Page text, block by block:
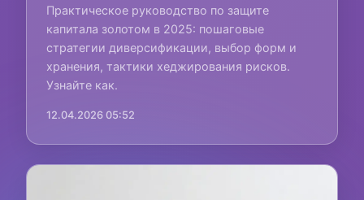
Практическое руководство по защите
капитала золотом в 2025: пошаговые
стратегии диверсификации, выбор форм и
хранения, тактики хеджирования рисков.
Узнайте как.
12.04.2026 05:52